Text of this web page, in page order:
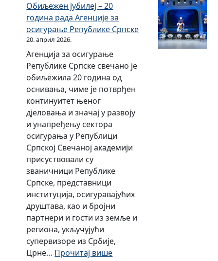
ј
е
в
а
з
а
и
з
д
а
в
а
њ
е
д
о
з
в
о
л
е
з
Обиљежен јубилеј – 20
година рада Агенције за
осигурање Републике Српске
20. април 2026.
Агенција за осигурање
Републике Српске свечано је
обиљежила 20 година од
оснивања, чиме је потврђен
континуитет њеног
дјеловања и значај у развоју
и унапређењу сектора
осигурања у Републици
Српској Свечаној академији
присуствовали су
званичници Републике
Српске, представници
институција, осигуравајућих
друштава, као и бројни
партнери и гости из земље и
региона, укључујући
супервизоре из Србије,
Црне… Прочитај више: